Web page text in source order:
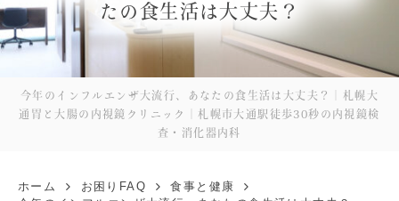
たの食生活は大丈夫？
今年のインフルエンザ大流行、あなたの食生活は大丈夫？｜札幌大
通胃と大腸の内視鏡クリニック｜札幌市大通駅徒歩30秒の内視鏡検
査・消化器内科
ホーム お困りFAQ
食事と健康